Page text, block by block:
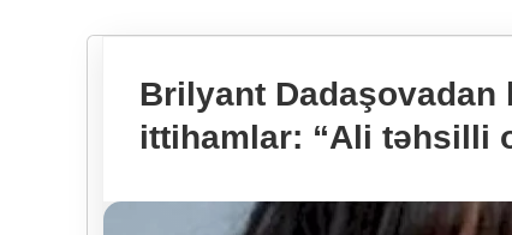
Brilyant Dadaşovadan
ittihamlar: “Ali təhsilli